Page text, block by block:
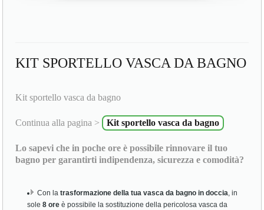
KIT SPORTELLO VASCA DA BAGNO
Kit sportello vasca da bagno
Continua alla pagina > Kit sportello vasca da bagno
Lo sapevi che in poche ore è possibile rinnovare il tuo
bagno per garantirti indipendenza, sicurezza e comodità?
Con latrasformazione della tua vasca da bagno in doccia, in
sole8 ore è possibile la sostituzione della pericolosa vasca da